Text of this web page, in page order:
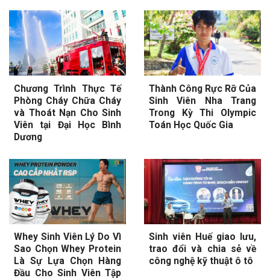
Chương Trình Thực Tế
Phòng Cháy Chữa Cháy
và Thoát Nạn Cho Sinh
Viên tại Đại Học Bình
Dương
Thành Công Rực Rỡ Của
Sinh Viên Nha Trang
Trong Kỳ Thi Olympic
Toán Học Quốc Gia
Whey Sinh Viên Lý Do Vì
Sao Chọn Whey Protein
Là Sự Lựa Chọn Hàng
Đầu Cho Sinh Viên Tập
Sinh viên Huế giao lưu,
trao đổi và chia sẻ về
công nghệ kỹ thuật ô tô